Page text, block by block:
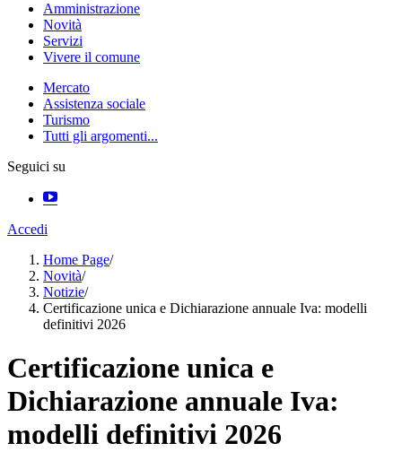
Amministrazione
Novità
Servizi
Vivere il comune
Mercato
Assistenza sociale
Turismo
Tutti gli argomenti...
Seguici su
Accedi
Home Page/
Novità/
Notizie/
Certificazione unica e Dichiarazione annuale Iva: modelli
definitivi 2026
Certificazione unica e
Dichiarazione annuale Iva:
modelli definitivi 2026